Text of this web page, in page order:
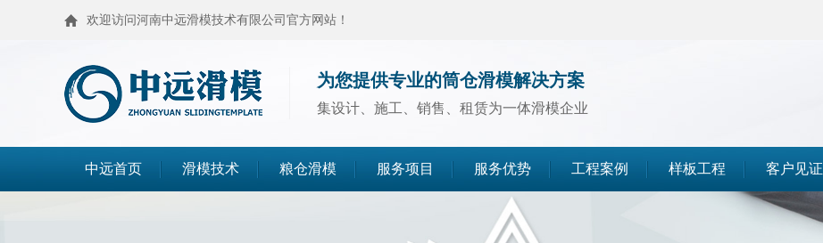
欢迎访问河南中远滑模技术有限公司官方网站！
为您提供专业的筒仓滑模解决方案
集设计、施工、销售、租赁为一体滑模企业
中远首页 滑模技术 粮仓滑模 服务项目 服务优势 工程案例 样板工程 客户见证